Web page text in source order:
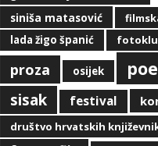
siniša matasović
lada žigo španić
proza osijek
sisak festival
društvo hrvatskih